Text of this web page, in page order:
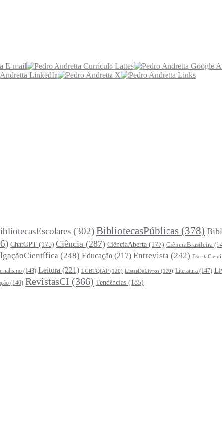
(302)BibliotecasPúblicas (378)
ChatGPT (175) Ciência (287) CiênciaAberta (177) CiênciaBrasileira
(248) Educação (217) Entrevista (242)
(143) Leitura (221) LGBTQIAP (120) ListasDeLivros (120) Literatura (147)
(140) RevistasCI (366) Tendências (185)